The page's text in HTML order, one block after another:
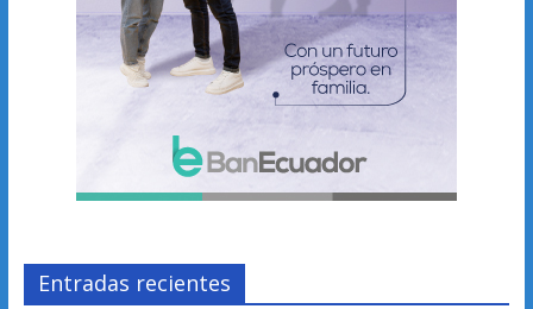
Entradas recientes